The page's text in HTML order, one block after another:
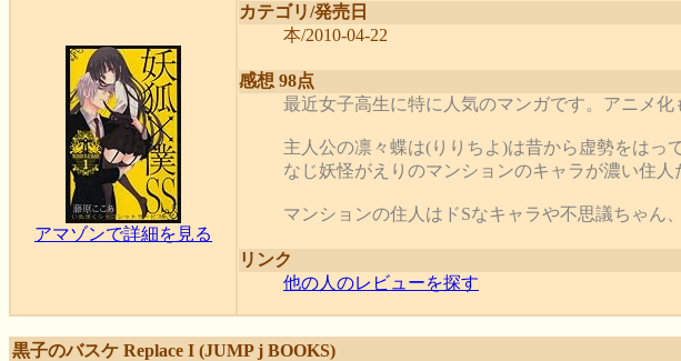
アマゾンで詳細を見る
カテゴリ/発売日
本/2010-04-22
感想 98点
最近女子高生に特に人気のマンガです。アニメ化
主人公の凛々蝶は(りりちよ)は昔から虚勢をはっ
なじ妖怪がえりのマンションのキャラが濃い住
マンションの住人はドSなキャラや不思議ちゃん
リンク
他の人のレビューを探す
黒子のバスケ Replace I (JUMP j BOOKS)